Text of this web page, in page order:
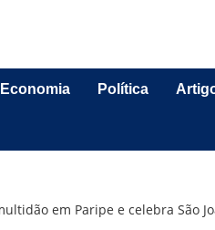
Economia Política